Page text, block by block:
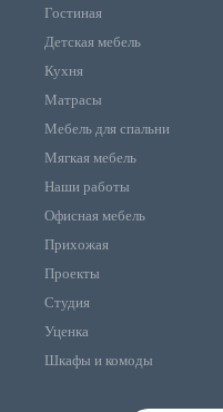
Гостиная
Детская мебель
Кухня
Матрасы
Мебель для спальни
Мягкая мебель
Наши работы
Офисная мебель
Прихожая
Проекты
Студия
Уценка
Шкафы и комоды